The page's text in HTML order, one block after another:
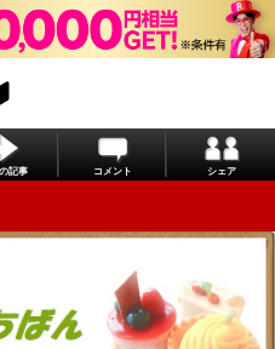
記事 コメント シェア